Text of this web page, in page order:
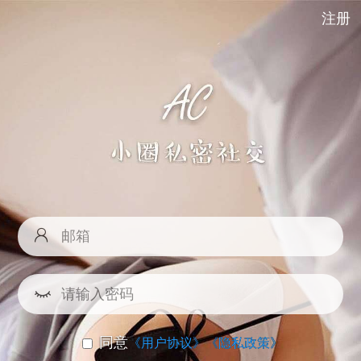
注册
同意《用户协议》《隐私政策》